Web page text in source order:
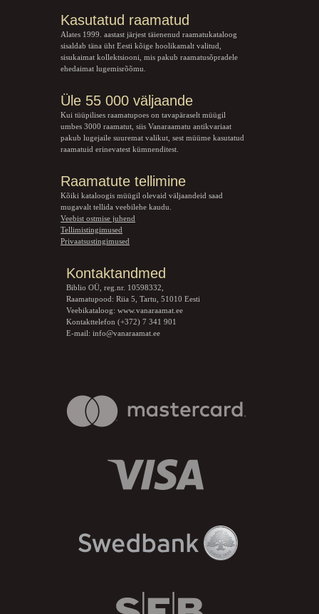
Kasutatud raamatud
Alates 1999. aastast järjest täienenud raamatukataloog
sisaldab täna üht Eesti kõige hoolikamalt valitud,
sisukaimat kollektsiooni, mis pakub raamatusõpradele
ehedaimat lugemisrõõmu.
Üle 55 000 väljaande
Kui tüüpilises raamatupoes on tavapäraselt müügil
umbes 3000 raamatut, siis Vanaraamatu antikvariaat
pakub lugejaile suuremat valikut, sest müüme kasutatud
raamatuid erinevatest kümnenditest.
Raamatute tellimine
Kõiki kataloogis müügil olevaid väljaandeid saad
mugavalt tellida veebilehe kaudu.
Veebist ostmise juhend
Tellimistingimused
Privaatsustingimused
Kontaktandmed
Biblio OÜ, reg.nr. 10598332,
Raamatupood: Riia 5, Tartu, 51010 Eesti
Veebikataloog: www.vanaraamat.ee
Kontakttelefon (+372) 7 341 901
E-mail: info@vanaraamat.ee